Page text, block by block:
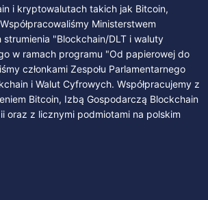
i kryptowalutach takich jak Bitcoin,
Ministerstwem
"Blockchain/DLT i waluty
w ramach programu "Od papierowej do
członkami Zespołu Parlamentarnego
i Walut Cyfrowych. Współpracujemy z
Bitcoin, Izbą Gospodarczą Blockchain
oraz z licznymi podmiotami na polskim